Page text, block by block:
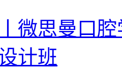
微思曼口
计班